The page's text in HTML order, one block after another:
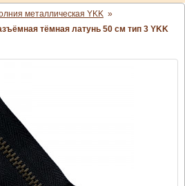
металлическая YKK »
тёмная латунь 50 см тип 3 YKK